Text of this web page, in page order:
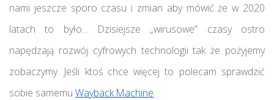
nami jeszcze sporo czasu i zmian aby mówić że w 2020
latach to było… Dzisiejsze „wirusowe” czasy ostro
napędzają rozwój cyfrowych technologii tak że pożyjemy
zobaczymy. Jeśli ktoś chce więcej to polecam sprawdzić
sobie samemu Wayback Machine.